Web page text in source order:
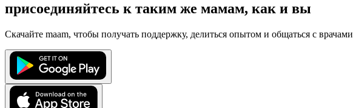
присоединяйтесь к таким же мамам, как и вы
Скачайте maam, чтобы получать поддержку, делиться опытом и общаться с врачами